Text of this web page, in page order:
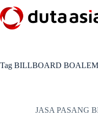
to
content
Tag BILLBOARD
JASA PASANG